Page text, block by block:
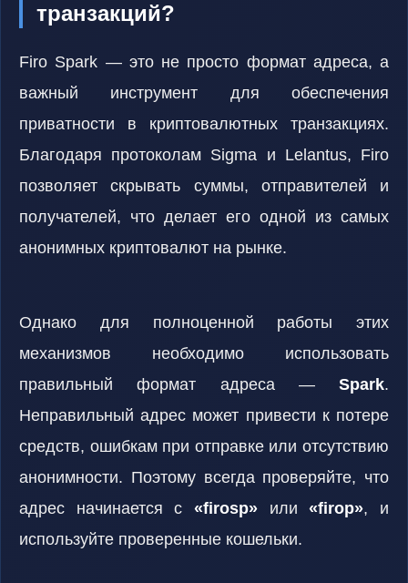
транзакций?
Firo Spark — это не просто формат адреса, а
важный инструмент для обеспечения
приватности в криптовалютных транзакциях.
Благодаря протоколам Sigma и Lelantus, Firo
позволяет скрывать суммы, отправителей и
получателей, что делает его одной из самых
анонимных криптовалют на рынке.
Однако для полноценной работы этих
механизмов необходимо использовать
правильный формат адреса — Spark.
Неправильный адрес может привести к потере
средств, ошибкам при отправке или отсутствию
анонимности. Поэтому всегда проверяйте, что
адрес начинается с «firosp» или«firop», и
используйте проверенные кошельки.